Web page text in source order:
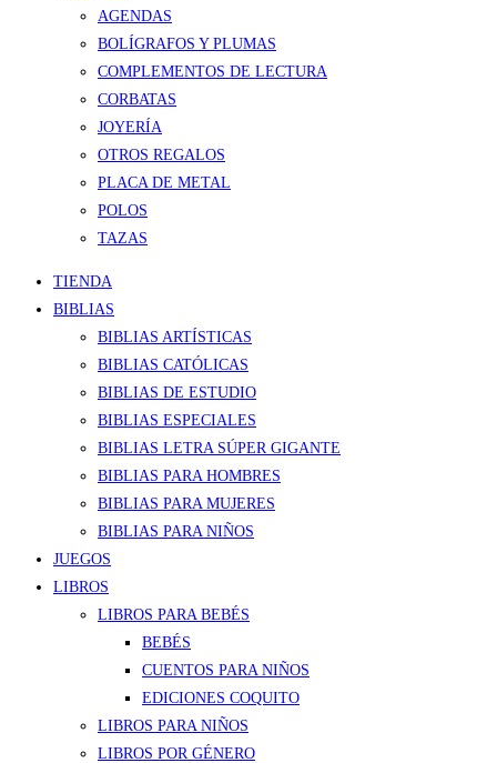
AGENDAS
BOLÍGRAFOS Y PLUMAS
COMPLEMENTOS DE LECTURA
CORBATAS
JOYERÍA
OTROS REGALOS
PLACA DE METAL
POLOS
TAZAS
TIENDA
BIBLIAS
BIBLIAS ARTÍSTICAS
BIBLIAS CATÓLICAS
BIBLIAS DE ESTUDIO
BIBLIAS ESPECIALES
BIBLIAS LETRA SÚPER GIGANTE
BIBLIAS PARA HOMBRES
BIBLIAS PARA MUJERES
BIBLIAS PARA NIÑOS
JUEGOS
LIBROS
LIBROS PARA BEBÉS
BEBÉS
CUENTOS PARA NIÑOS
EDICIONES COQUITO
LIBROS PARA NIÑOS
LIBROS POR GÉNERO